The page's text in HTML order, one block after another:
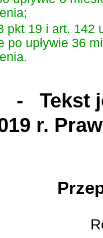
pkt 19 i art. 142
po upływie 36
- Tekst
r.